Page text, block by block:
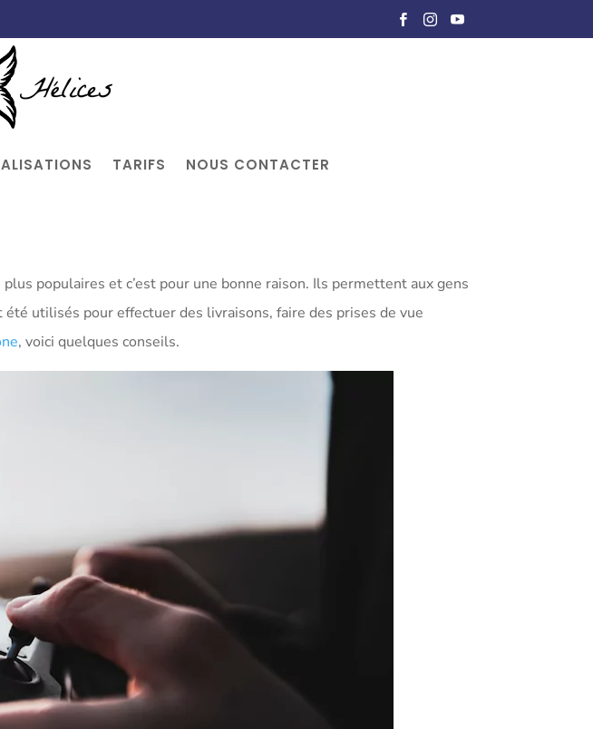
TARIFS NOUS CONTACTER
populaires et c’est pour une bonne raison. Ils permettent aux gens
utilisés pour effectuer des livraisons, faire des prises de vue
, voici quelques conseils.